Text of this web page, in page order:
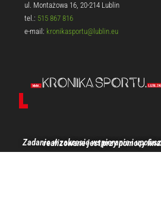
ul. Montażowa 16, 20-214 Lublin
tel.: 515 867 816
e-mail: kronikasportu@lublin.eu
Zadanie w zakresie wspierania i upowszechniania kultury fizycznej